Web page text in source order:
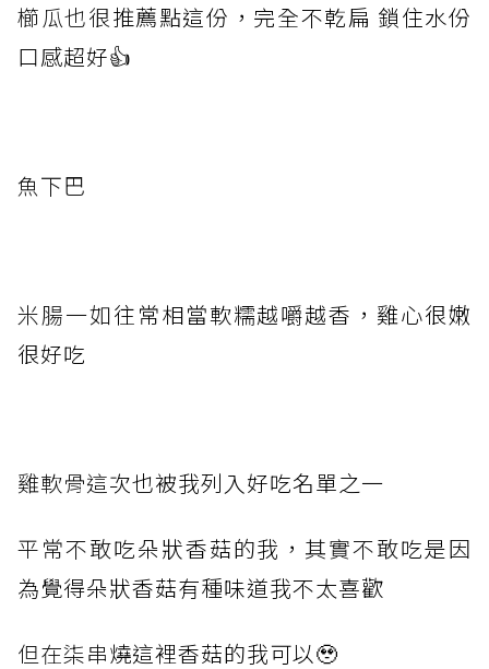
櫛瓜也很推薦點這份，完全不乾扁 鎖住水份
口感超好👍
魚下巴
米腸一如往常相當軟糯越嚼越香，雞心很嫩
很好吃
雞軟骨這次也被我列入好吃名單之一
平常不敢吃朵狀香菇的我， 其實不敢吃是因
為覺得朵狀香菇有種味道我不太喜歡
但在柒串燒這裡香菇的我可以🥹